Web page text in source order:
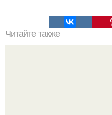
Читайте также